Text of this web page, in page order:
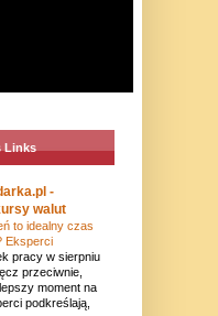
Links
-
walut
to idealny czas
Eksperci
pracy w sierpniu
przeciwnie,
moment na
podkreślają,